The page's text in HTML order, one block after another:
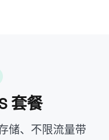
套餐
储、不限流量带